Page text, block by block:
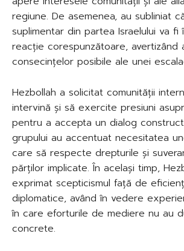
regiune. De asemenea, au subliniat
suplimentar din partea Israelului va fi
reacție corespunzătoare, avertizând
consecințelor posibile ale unei
Hezbollah a solicitat comunității
intervină și să exercite presiuni
pentru a accepta un dialog
grupului au accentuat necesitatea
care să respecte drepturile și
părților implicate. În același timp,
exprimat scepticismul față de
diplomatice, având în vedere
în care eforturile de mediere nu au
concrete.